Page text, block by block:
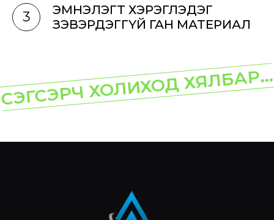
3
ЭМНЭЛЭГТ ХЭРЭГЛЭДЭГ
ЗЭВЭРДЭГГҮЙ ГАН МАТЕРИАЛ
СЭГСЭРЧ ХОЛИХОД ХЯЛБАР...